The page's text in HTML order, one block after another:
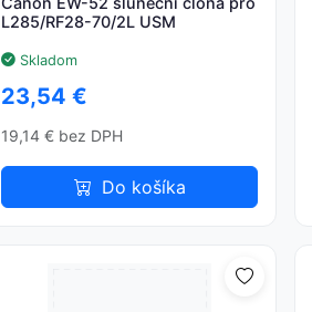
L285/RF28-70/2L USM
Skladom
23,54 €
19,14 € bez DPH
Do košíka